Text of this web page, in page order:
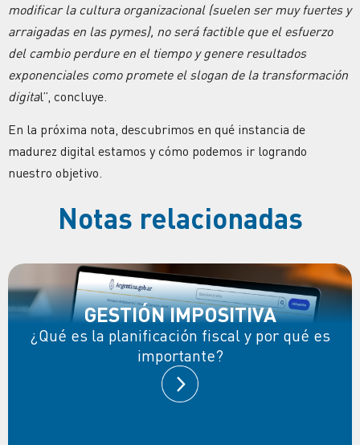
modificar la cultura organizacional (suelen ser muy fuertes y
arraigadas en las pymes), no será factible que el esfuerzo
del cambio perdure en el tiempo y genere resultados
exponenciales como promete el slogan de la transformación
digital”, concluye.
En la próxima nota, descubrimos en qué instancia de
madurez digital estamos y cómo podemos ir logrando
nuestro objetivo.
Notas relacionadas
GESTIÓN IMPOSITIVA
¿Qué es la planificación fiscal y por qué es
importante?